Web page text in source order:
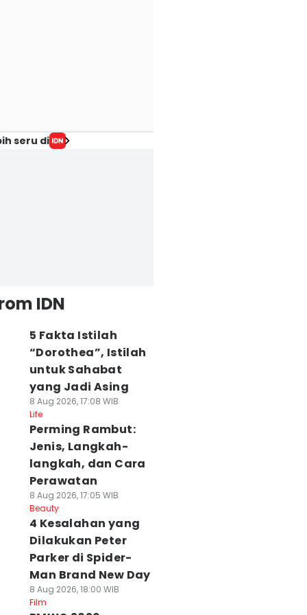
seru di
IDN
5 Fakta Istilah
“Dorothea”, Istilah
untuk Sahabat
yang Jadi Asing
8 Aug 2026, 17:08 WIB
Life
Perming Rambut:
Jenis, Langkah-
langkah, dan Cara
Perawatan
8 Aug 2026, 17:05 WIB
Beauty
4 Kesalahan yang
Dilakukan Peter
Parker di Spider-
Man Brand New Day
8 Aug 2026, 18:00 WIB
Film